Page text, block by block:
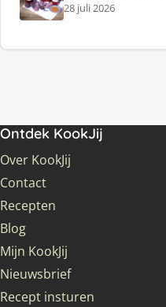
28 juli 2026
Ontdek KookJij
Over KookJij
Contact
Recepten
Blog
Mijn KookJij
Nieuwsbrief
Recept insturen